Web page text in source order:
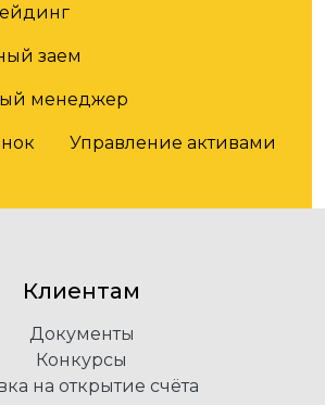
заем
менеджер
Управление активами
Клиентам
Документы
Конкурсы
на открытие счёта